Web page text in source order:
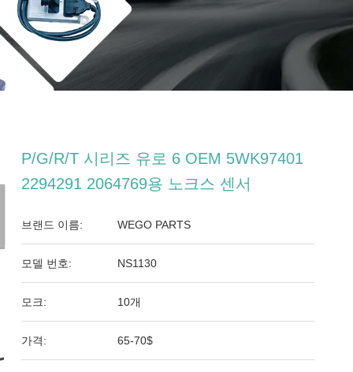
P/G/R/T 시리즈 유로 6 OEM 5WK97401
2294291 2064769용 노크스 센서
브랜드 이름: WEGO PARTS
모델 번호: NS1130
모크: 10개
가격: 65-70$